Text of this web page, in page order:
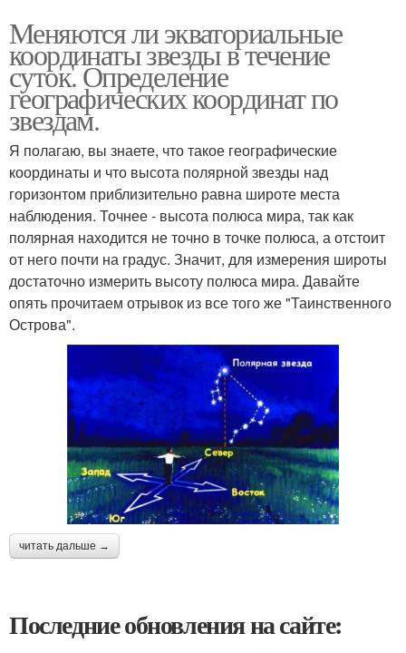
Меняются ли экваториальные
координаты звезды в течение
суток. Определение
географических координат по
звездам.
Я полагаю, вы знаете, что такое географические
координаты и что высота полярной звезды над
горизонтом приблизительно равна широте места
наблюдения. Точнее - высота полюса мира, так как
полярная находится не точно в точке полюса, а отстоит
от него почти на градус. Значит, для измерения широты
достаточно измерить высоту полюса мира. Давайте
опять прочитаем отрывок из все того же "Таинственного
Острова".
читать дальше →
Последние обновления на сайте: